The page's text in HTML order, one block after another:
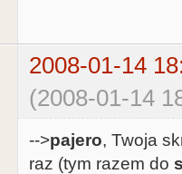
2008-01-14
(2008-01-14
-->pajero, Twoja
raz (tym razem do